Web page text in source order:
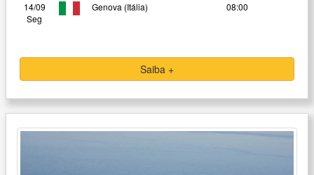
14/09
Seg
Genova (Itália) 08:00
Saiba +